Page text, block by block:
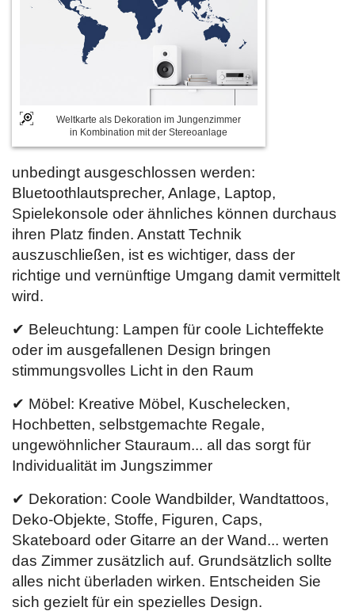
Weltkarte als Dekoration im Jungenzimmer
in Kombination mit der Stereoanlage
unbedingt ausgeschlossen werden:
Bluetoothlautsprecher, Anlage, Laptop,
Spielekonsole oder ähnliches können durchaus
ihren Platz finden. Anstatt Technik
auszuschließen, ist es wichtiger, dass der
richtige und vernünftige Umgang damit vermittelt
wird.
✔ Beleuchtung: Lampen für coole Lichteffekte
oder im ausgefallenen Design bringen
stimmungsvolles Licht in den Raum
✔ Möbel: Kreative Möbel, Kuschelecken,
Hochbetten, selbstgemachte Regale,
ungewöhnlicher Stauraum... all das sorgt für
Individualität im Jungszimmer
✔ Dekoration: Coole Wandbilder, Wandtattoos,
Deko-Objekte, Stoffe, Figuren, Caps,
Skateboard oder Gitarre an der Wand... werten
das Zimmer zusätzlich auf. Grundsätzlich sollte
alles nicht überladen wirken. Entscheiden Sie
sich gezielt für ein spezielles Design.